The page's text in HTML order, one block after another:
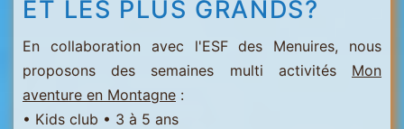
ET LES PLUS GRANDS?
En collaboration avec l'ESF des Menuires, nous
proposons des semaines multi activités Mon
aventure en Montagne :
• Kids club • 3 à 5 ans